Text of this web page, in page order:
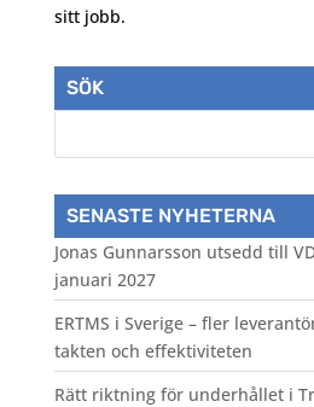
sitt jobb.
SÖK
SENASTE NYHETERNA
Jonas Gunnarsson utsedd till
januari 2027
ERTMS i Sverige – fler
takten och effektiviteten
Rätt riktning för underhållet i